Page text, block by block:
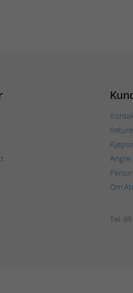
Angre
Om
Tel: